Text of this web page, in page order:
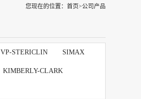
您现在的位置： 首页>公司产品
VP-STERICLIN SIMAX
KIMBERLY-CLARK